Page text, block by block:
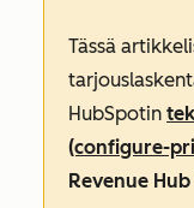
Tässä
HubSpotin
(configure-
Revenue